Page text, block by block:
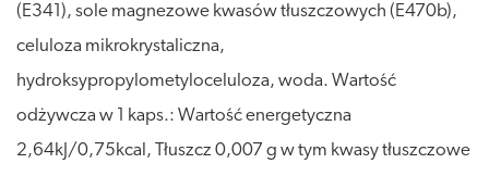
(E341), sole magnezowe kwasów tłuszczowych (E470b),
celuloza mikrokrystaliczna,
hydroksypropylometyloceluloza, woda. Wartość
odżywcza w 1 kaps.: Wartość energetyczna
2,64kJ/0,75kcal, Tłuszcz 0,007 g w tym kwasy tłuszczowe